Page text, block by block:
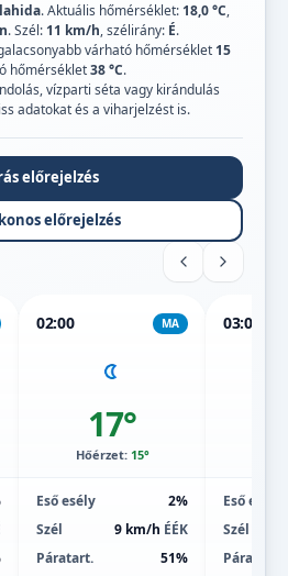
. Aktuális hőmérséklet: 18,0 °C,
. Szél: 11 km/h, szélirány: É.
várható hőmérséklet 15
hőmérséklet38 °C.
vízparti séta vagy kirándulás
adatokat és a viharjelzést is.
előrejelzés
előrejelzés
02:00 MA
17°
Hőérzet: 15°
Eső esély
2%
Szél
9 km/h ÉÉK
Páratart.
51%
03:00
Eső esély
Szél
Páratart.